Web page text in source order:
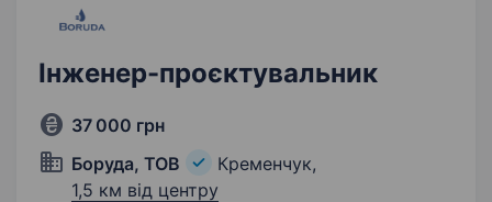
Інженер-проєктувальник
37 000 грн
Боруда, ТОВ
Кременчук,
1,5 км від центру